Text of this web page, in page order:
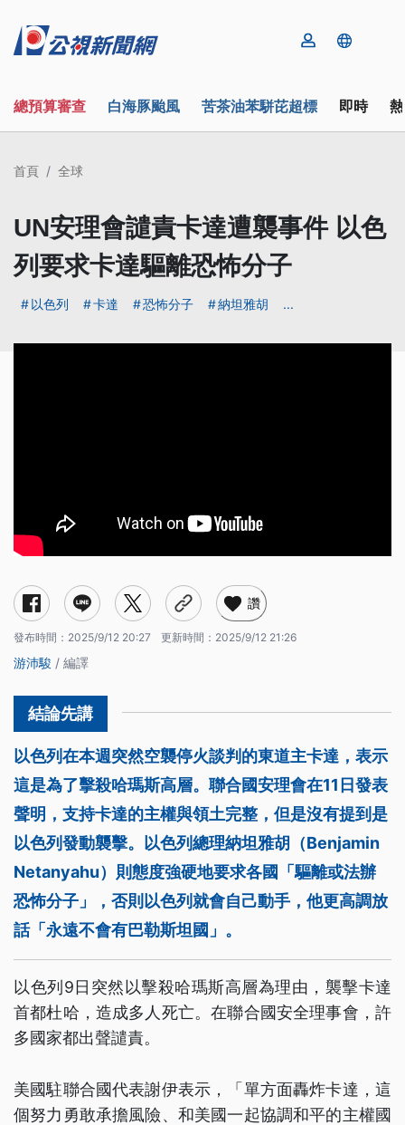
總預算審查 白海豚颱風 苦茶油苯駢芘超標 即時
首頁 全球
UN安理會譴責卡達遭襲事件 以色
列要求卡達驅離恐怖分子
以色列 卡達 恐怖分子 納坦雅胡 ...
讚
發布時間： 2025/9/12 20:27 更新時間： 2025/9/12 21:26
游沛駿 / 編譯
以色列在本週突然空襲停火談判的東道主卡達，表示
這是為了擊殺哈瑪斯高層。聯合國安理會在11日發表
聲明，支持卡達的主權與領土完整，但是沒有提到是
以色列發動襲擊。以色列總理納坦雅胡（Benjamin
Netanyahu）則態度強硬地要求各國「驅離或法辦
恐怖分子」，否則以色列就會自己動手，他更高調放
話「永遠不會有巴勒斯坦國」。
以色列9日突然以擊殺哈瑪斯高層為理由，襲擊卡達
首都杜哈，造成多人死亡。在聯合國安全理事會，許
多國家都出聲譴責。
美國駐聯合國代表謝伊表示，「單方面轟炸卡達，這
個努力勇敢承擔風險、和美國一起協調和平的主權國